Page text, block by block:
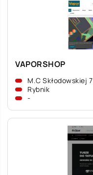
VAPORSHOP
M.C Skłodowskiej 7
Rybnik
-